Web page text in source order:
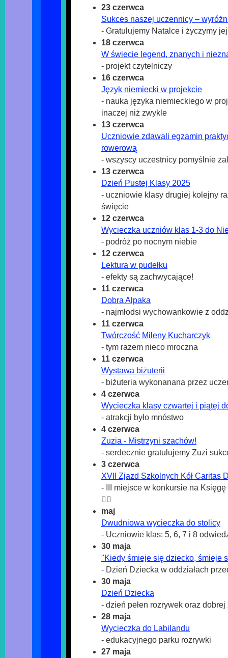
23 czerwca
Sukces naszej uczennicy –
- Gratulujemy Natalce i życzymy
18 czerwca
W świecie legend, znanych i
- projekt czytelniczy
16 czerwca
Język niemiecki w projekcie
- nauka języka niemieckiego w
inaczej niż zwykle
13 czerwca
Uczniowie zdawali egzamin
rowerową
- wszyscy uczestnicy pomyślnie
13 czerwca
Dzień Pustej Klasy 2025
- uczniowie klasy drugiej kolejny
święcie
12 czerwca
Wycieczka uczniów klas 1-3 do
- podróż po nocnym niebie
12 czerwca
Lektura w pudełku
- efekty są zachwycające!
11 czerwca
Dobra Alpaka
- najmłodsi wychowankowie z
11 czerwca
Twórczość Mileny Kucharczyk
- tym razem nieco mroczna
11 czerwca
Wystawa biżuterii
- biżuteria wykonanana przez
4 czerwca
Wycieczka klasy czwartej i piątej
- atrakcji było mnóstwo
4 czerwca
Zuzia - Mistrzyni szachów!
- serdecznie gratulujemy Zuzi
3 czerwca
XVII Zjazd Szkolnych Kół Caritas
- III miejsce w konkursie na
❤️‍🔥
maj
Dwudniowa wycieczka do stolicy
- Uczniowie klas: 5, 6, 7 i 8
30 maja
"Kiedy śmieje się dziecko, śmieje
- Dzień Dziecka w oddziałach
30 maja
Dzień Dziecka
- dzień pełen rozrywek oraz
28 maja
Wycieczka do Labilandu
- edukacyjnego parku rozrywki
27 maja